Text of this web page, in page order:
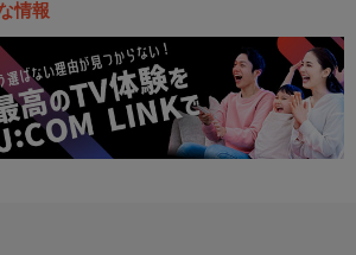
情報